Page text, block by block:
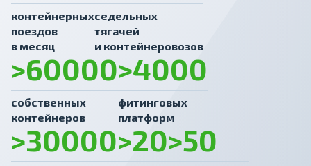
контейнерных
поездов
в месяц
седельных
тягачей
и контейнеровозов
>60000
собственных
контейнеров
>4000
фитинговых
платформ
>30000>20>50